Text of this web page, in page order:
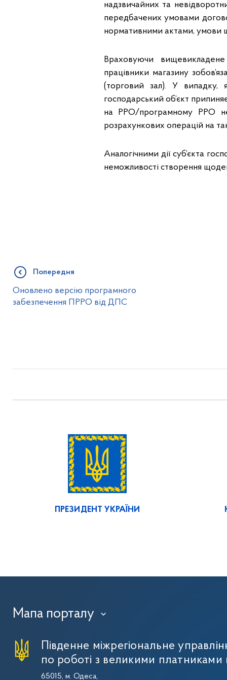
надзвичайних та
передбачених умовами
нормативними актами, умови
Враховуючи
працівники магазину
(торговий зал). У випадку,
господарський об’єкт
на РРО/програмному РРО не
розрахункових операцій на
Аналогічними дії суб’єкта
неможливості створення
Попередня
Оновлено версію програмного
забезпечення ПРРО від ДПС
ПРЕЗИДЕНТ УКРАЇНИ
Мапа порталу ›
Південне міжрегіональне
по роботі з великими платниками
65015, м. Одеса,